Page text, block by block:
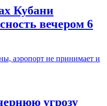
Кубани
вечером 6
угрозу